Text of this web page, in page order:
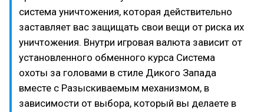
система уничтожения, которая действительно
заставляет вас защищать свои вещи от риска их
уничтожения. Внутри игровая валюта зависит от
установленного обменного курса Система
охоты за головами в стиле Дикого Запада
вместе с Разыскиваемым механизмом, в
зависимости от выбора, который вы делаете в